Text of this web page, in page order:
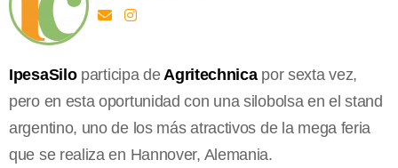
IpesaSiloparticipa deAgritechnicapor sexta vez,
pero en esta oportunidad con una silobolsa en el stand
argentino, uno de los más atractivos de la mega feria
que se realiza en Hannover, Alemania.